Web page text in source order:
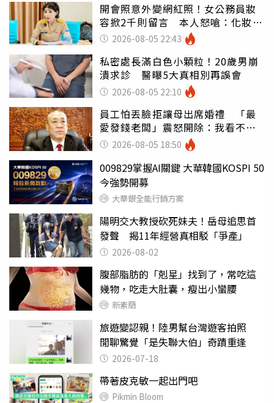
開會照意外變網紅照！女公務員妝
容掀2千則留言 本人怒嗆：化妝有
錯嗎2026-08-05 22:43
私密處長滿白色小顆粒！20歲男崩
潰求診 醫曝5大真相別再誤會
2026-08-05 22:10
員工怕丟臉拒讓母出席婚禮 「最
愛發錢老闆」震怒開除：我看不起
你 2026-08-05 18:50
009829掌握AI關鍵 大華韓國KOSPI 50
今強勢開募
大華銀全能行銷方案
陽明交大教授砍死妹夫！岳母追思首
發聲 揭11年經營真相駁「爭產」
2026-08-02
腹部脂肪的「剋星」找到了，常吃這
幾物，吃走大肚囊，瘦出小蠻腰
新素簡
旅遊變認親！陸男幫台灣遊客拍照
閒聊驚覺「是失聯大伯」奇蹟重逢
2026-07-18
帶著皮克敏一起出門吧
Pikmin Bloom